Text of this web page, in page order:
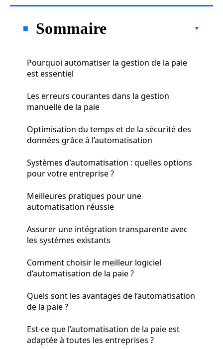
Sommaire
Pourquoi automatiser la gestion de la paie
est essentiel
Les erreurs courantes dans la gestion
manuelle de la paie
Optimisation du temps et de la sécurité des
données grâce à l’automatisation
Systèmes d’automatisation : quelles options
pour votre entreprise ?
Meilleures pratiques pour une
automatisation réussie
Assurer une intégration transparente avec
les systèmes existants
Comment choisir le meilleur logiciel
d’automatisation de la paie ?
Quels sont les avantages de l’automatisation
de la paie ?
Est-ce que l’automatisation de la paie est
adaptée à toutes les entreprises ?